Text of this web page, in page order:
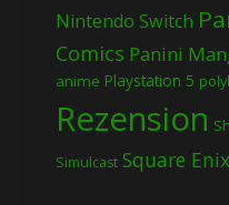
Nintendo Switch
Comics Panini
anime Playstation 5
Rezension
Simulcast Square Enix